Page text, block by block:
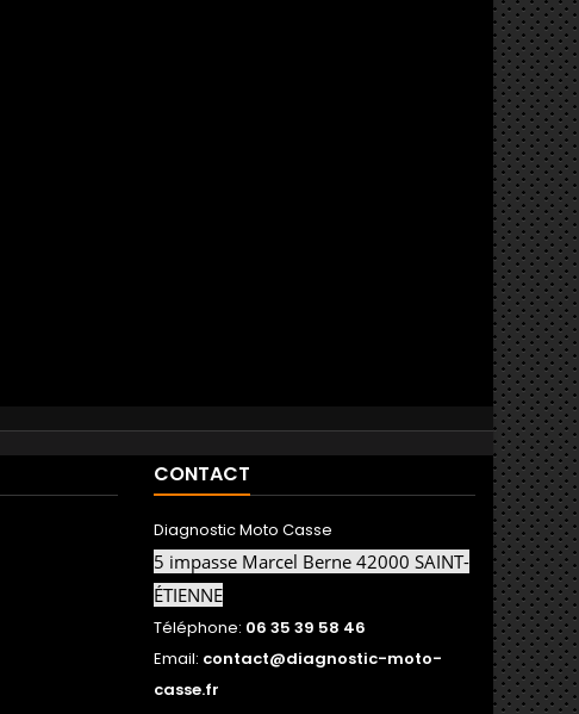
CONTACT
Diagnostic Moto Casse
5 impasse Marcel Berne 42000 SAINT-
ÉTIENNE
Téléphone: 06 35 39 58 46
Email: contact@diagnostic-moto-
casse.fr